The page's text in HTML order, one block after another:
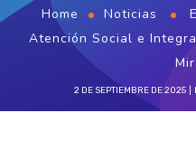
Home Noticias
Atención Social e
2 DE SEPTIEMBRE DE 2025